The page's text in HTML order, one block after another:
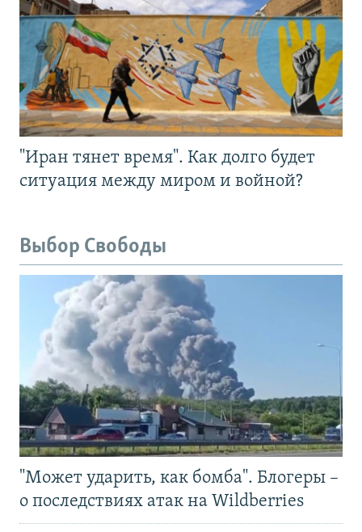
"Иран тянет время". Как долго будет
ситуация между миром и войной?
Выбор Свободы
"Может ударить, как бомба". Блогеры –
о последствиях атак на Wildberries